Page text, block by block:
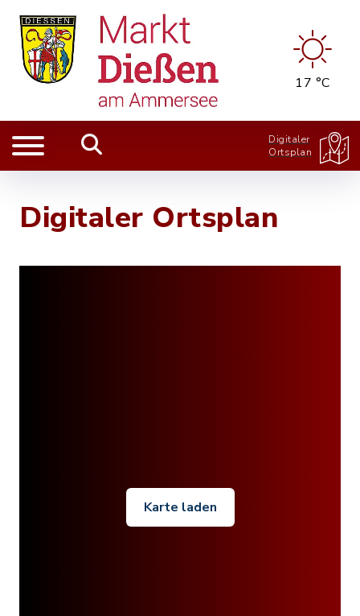
17 °C
Digitaler
Ortsplan
Digitaler Ortsplan
Karte laden